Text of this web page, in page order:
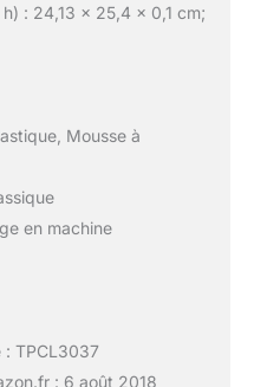
: 24,13 x 25,4 x 0,1 cm;
Mousse à
en machine
: TPCL3037
: 6 août 2018